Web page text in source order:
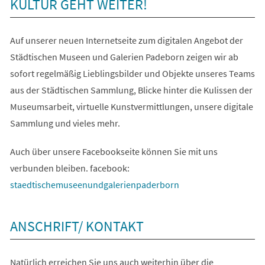
KULTUR GEHT WEITER!
Auf unserer neuen Internetseite zum digitalen Angebot der
Städtischen Museen und Galerien Padeborn zeigen wir ab
sofort regelmäßig Lieblingsbilder und Objekte unseres Teams
aus der Städtischen Sammlung, Blicke hinter die Kulissen der
Museumsarbeit, virtuelle Kunstvermittlungen, unsere digitale
Sammlung und vieles mehr.
Auch über unsere Facebookseite können Sie mit uns
verbunden bleiben. facebook:
staedtischemuseenundgalerienpaderborn
(Öffnet
neuen
ANSCHRIFT/ KONTAKT
Natürlich erreichen Sie uns auch weiterhin über die